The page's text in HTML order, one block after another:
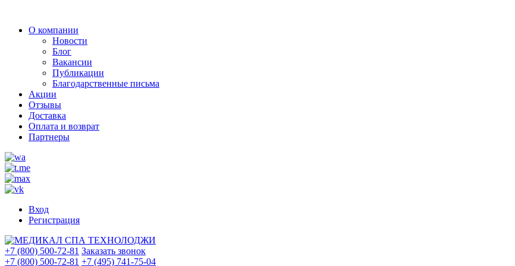
О компании
Новости
Блог
Вакансии
Публикации
Благодарственные письма
Акции
Отзывы
Доставка
Оплата и возврат
Партнеры
Вход
Регистрация
+7 (800) 500-72-81 Заказать звонок
+7 (800) 500-72-81 +7 (495) 741-75-04